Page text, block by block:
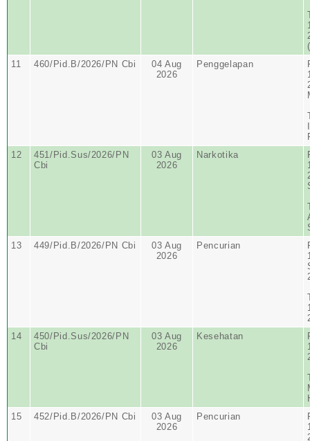
11
460/Pid.B/2026/PN Cbi
04 Aug
2026
Penggelapan
12
451/Pid.Sus/2026/PN
Cbi
03 Aug
2026
Narkotika
13
449/Pid.B/2026/PN Cbi
03 Aug
2026
Pencurian
14
450/Pid.Sus/2026/PN
Cbi
03 Aug
2026
Kesehatan
15
452/Pid.B/2026/PN Cbi
03 Aug
2026
Pencurian